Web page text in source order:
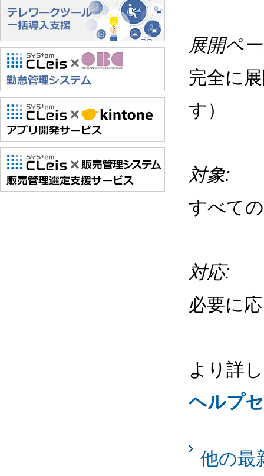
展開ペ
完全に
す）
対象:
すべて
対応:
必要に
より詳
ヘルプ
他の最